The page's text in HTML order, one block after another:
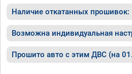
Наличие откатанных прошивок:
Возможна индивидуальная
Прошито авто с этим ДВС (на